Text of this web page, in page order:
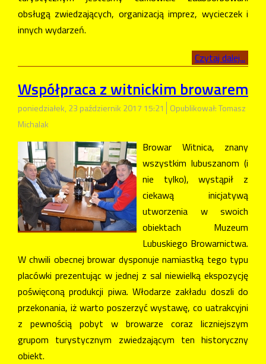
obsługą zwiedzających, organizacją imprez, wycieczek i
innych wydarzeń.
Czytaj dalej...
Współpraca z witnickim browarem
poniedziałek, 23 październik 2017 15:21
Opublikował: Tomasz
Michalak
Browar Witnica, znany
wszystkim lubuszanom (i
nie tylko), wystąpił z
ciekawą inicjatywą
utworzenia w swoich
obiektach Muzeum
Lubuskiego Browarnictwa.
W chwili obecnej browar dysponuje namiastką tego typu
placówki prezentując w jednej z sal niewielką ekspozycję
poświęconą produkcji piwa. Włodarze zakładu doszli do
przekonania, iż warto poszerzyć wystawę, co uatrakcyjni
z pewnością pobyt w browarze coraz liczniejszym
grupom turystycznym zwiedzającym ten historyczny
obiekt.